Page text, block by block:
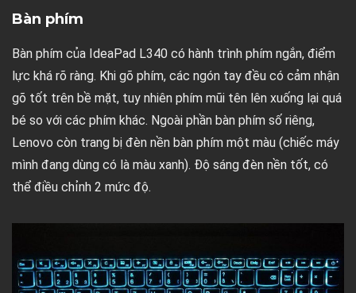
Bàn phím
Bàn phím của IdeaPad L340 có hành trình phím ngắn, điểm
lực khá rõ ràng. Khi gõ phím, các ngón tay đều có cảm nhận
gõ tốt trên bề mặt, tuy nhiên phím mũi tên lên xuống lại quá
bé so với các phím khác. Ngoài phần bàn phím số riêng,
Lenovo còn trang bị đèn nền bàn phím một màu (chiếc máy
mình đang dùng có là màu xanh). Độ sáng đèn nền tốt, có
thể điều chỉnh 2 mức độ.